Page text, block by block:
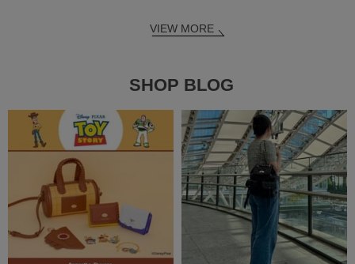
VIEW MORE
SHOP BLOG